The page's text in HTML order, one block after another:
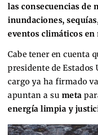
las consecuencias de
inundaciones,
eventos climáticos en
Cabe tener en cuenta
presidente de Estados
cargo ya ha firmado
apuntan a su meta
energía limpia y